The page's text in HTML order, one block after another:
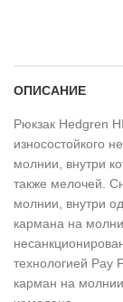
ОПИСАНИЕ
Рюкзак Hedgren
износостойкого
молнии, внутри
также мелочей.
молнии, внутри
кармана на
технологией Pay
карман на